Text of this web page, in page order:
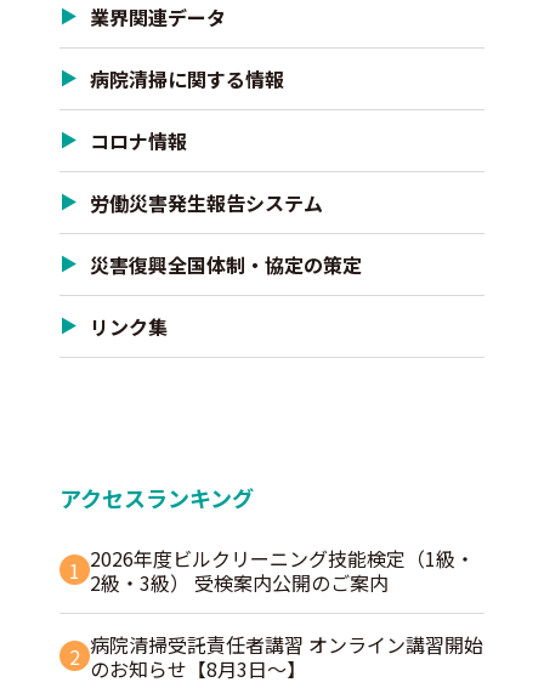
業界関連データ
病院清掃に関する情報
コロナ情報
労働災害発生報告システム
災害復興全国体制・協定の策定
リンク集
アクセスランキング
1 2026年度ビルクリーニング技能検定（1級・
2級・3級） 受検案内公開のご案内
2 病院清掃受託責任者講習 オンライン講習開始
のお知らせ【8月3日～】